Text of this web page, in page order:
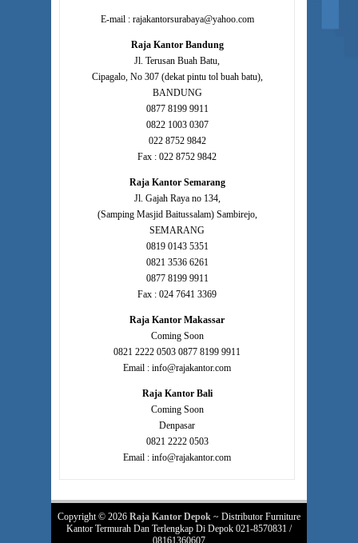
E-mail : rajakantorsurabaya@yahoo.com
Raja Kantor Bandung
Jl. Terusan Buah Batu,
Cipagalo, No 307 (dekat pintu tol buah batu),
BANDUNG
0877 8199 9911
0822 1003 0307
022 8752 9842
Fax : 022 8752 9842
Raja Kantor Semarang
Jl. Gajah Raya no 134,
(Samping Masjid Baitussalam) Sambirejo,
SEMARANG
0819 0143 5351
0821 3536 6261
0877 8199 9911
Fax : 024 7641 3369
Raja Kantor Makassar
Coming Soon
0821 2222 0503 0877 8199 9911
Email : info@rajakantor.com
Raja Kantor Bali
Coming Soon
Denpasar
0821 2222 0503
Email : info@rajakantor.com
Copyright © 2026 Raja Kantor Depok ~ Distributor Furniture
Kantor Termurah Dan Terlengkap Di Depok 021-8570831 /
08161360607